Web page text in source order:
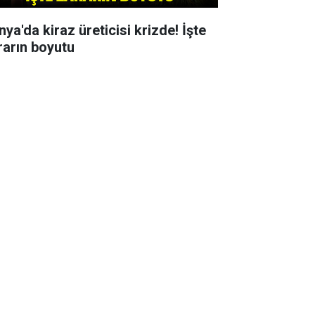
kiraz üreticisi krizde! İşte
boyutu